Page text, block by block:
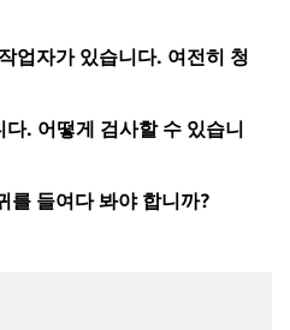
업자가 있습니다. 여전히 청
. 어떻게 검사할 수 있습니
를 들여다 봐야 합니까?